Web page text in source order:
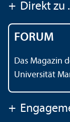
+ Direkt zu
FORUM
Das Magazin
Universität
+